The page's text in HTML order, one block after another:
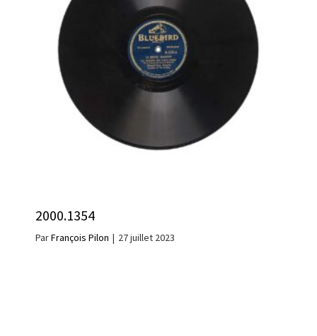
2000.1354
ParFrançois Pilon | 27 juillet 2023